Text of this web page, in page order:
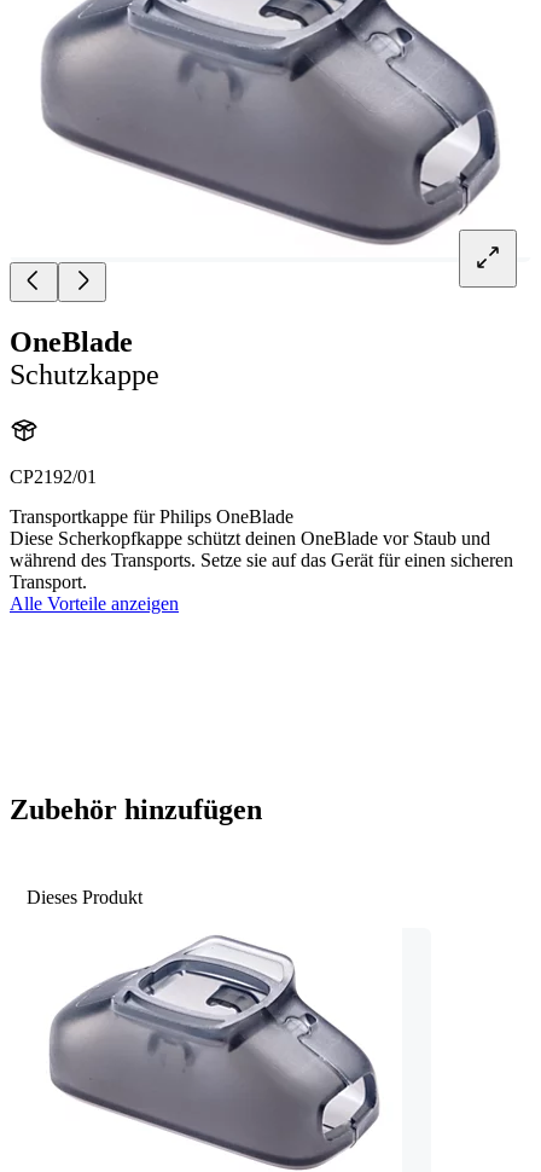
OneBlade
Schutzkappe
CP2192/01
Transportkappe für Philips OneBlade
Diese Scherkopfkappe schützt deinen OneBlade vor Staub und
während des Transports. Setze sie auf das Gerät für einen sicheren
Transport.
Alle Vorteile anzeigen
Zubehör hinzufügen
Dieses Produkt